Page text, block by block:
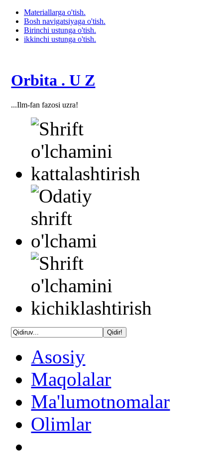
Materiallarga o'tish.
Bosh navigatsiyaga o'tish.
Birinchi ustunga o'tish.
ikkinchi ustunga o'tish.
Orbita . U Z
...Ilm-fan fazosi uzra!
Asosiy
Maqolalar
Ma'lumotnomalar
Olimlar